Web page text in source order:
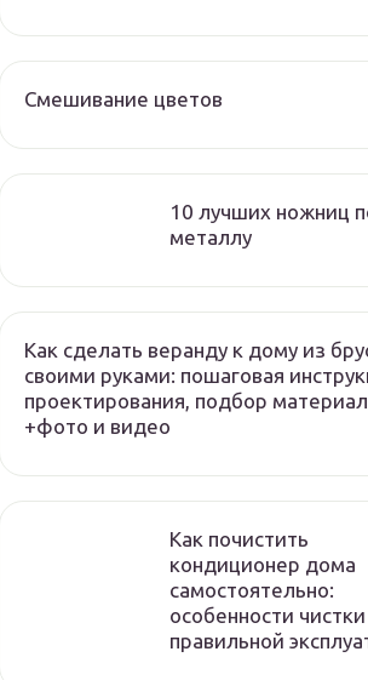
Смешивание цветов
10 лучших ножниц
металлу
Как сделать веранду к дому из
своими руками: пошаговая
проектирования, подбор
+фото и видео
Как почистить
кондиционер дома
самостоятельно:
особенности
правильной